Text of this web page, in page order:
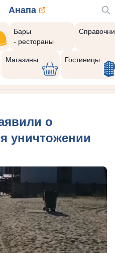
Анапа
Бары
- рестораны
Магазины Гостиницы
о
уничтожении